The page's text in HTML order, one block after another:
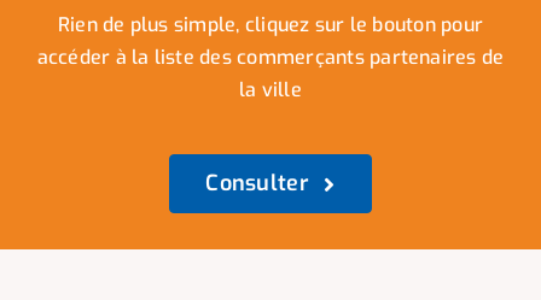
Rien de plus simple, cliquez sur le bouton pour
accéder à la liste des commerçants partenaires de
la ville
Consulter